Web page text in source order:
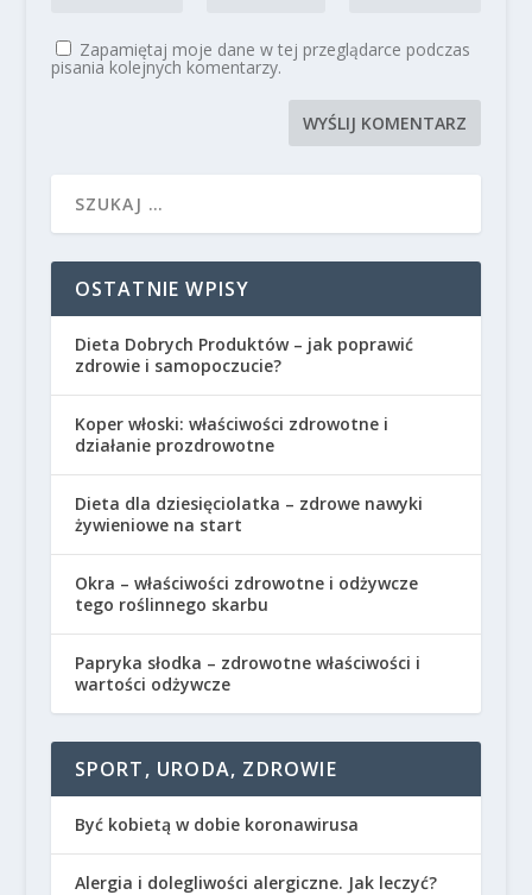
Zapamiętaj moje dane w tej przeglądarce podczas
pisania kolejnych komentarzy.
OSTATNIE WPISY
Dieta Dobrych Produktów – jak poprawić
zdrowie i samopoczucie?
Koper włoski: właściwości zdrowotne i
działanie prozdrowotne
Dieta dla dziesięciolatka – zdrowe nawyki
żywieniowe na start
Okra – właściwości zdrowotne i odżywcze
tego roślinnego skarbu
Papryka słodka – zdrowotne właściwości i
wartości odżywcze
SPORT, URODA, ZDROWIE
Być kobietą w dobie koronawirusa
Alergia i dolegliwości alergiczne. Jak leczyć?